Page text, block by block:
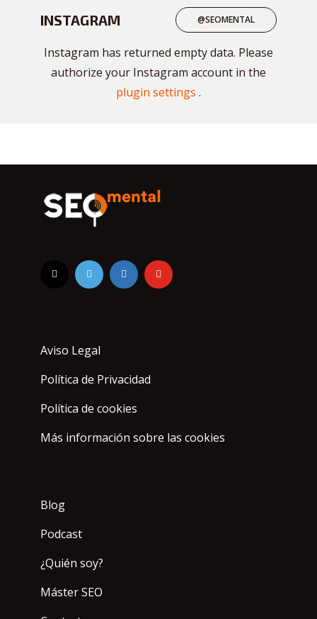
INSTAGRAM @SEOMENTAL
Instagram has returned empty data. Please
authorize your Instagram account in the
plugin settings .
Aviso Legal
Política de Privacidad
Política de cookies
Más información sobre las cookies
Blog
Podcast
¿Quién soy?
Máster SEO